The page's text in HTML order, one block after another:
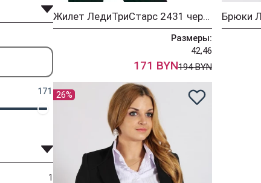
171
1
Жилет ЛедиТриСтарс 2431 черный
Размеры:
42,46
171 BYN194 BYN
26%